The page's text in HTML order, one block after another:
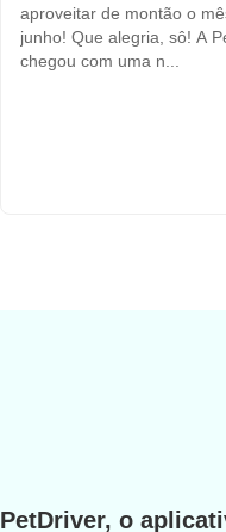
aproveitar de montão o
junho! Que alegria, sô! A PetDriver
chegou com uma n...
PetDriver, o